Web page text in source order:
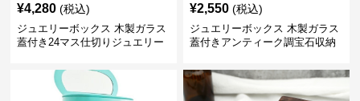
¥4,280 (税込)
ジュエリーボックス 木製ガラス
蓋付き24マス仕切りジュエリー
¥2,550 (税込)
ジュエリーボックス 木製ガラス
蓋付きアンティーク調宝石収納